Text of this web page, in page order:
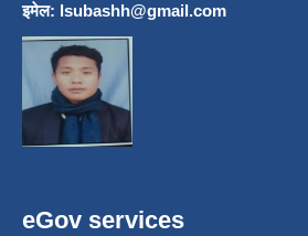
इमेल: lsubashh@gmail.com
eGov services